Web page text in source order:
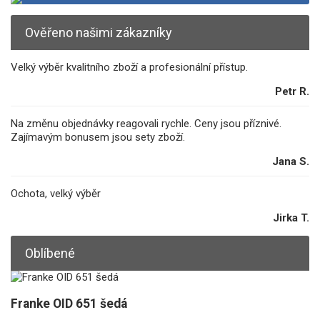
Ověřeno našimi zákazníky
Velký výběr kvalitního zboží a profesionální přístup.
Petr R.
Na změnu objednávky reagovali rychle. Ceny jsou příznivé.
Zajímavým bonusem jsou sety zboží.
Jana S.
Ochota, velký výběr
Jirka T.
Oblíbené
Franke OID 651 šedá